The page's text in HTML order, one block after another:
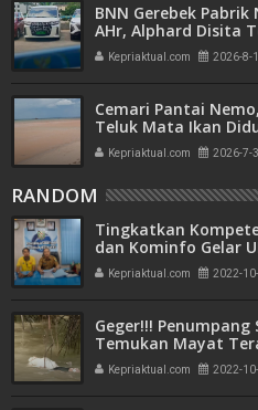
BNN Gerebek
AHr, Alphard Disita
Mitra Usaha Properti
Kepriaktual.com 2026-8-1
Cemari Pantai
Teluk Mata Ikan
Amdal
Kepriaktual.com 2026-7-
RANDOM
Tingkatkan
dan Kominfo Gelar
Kepriaktual.com 2022-
Geger!!!
Temukan Mayat
Asam
Kepriaktual.com 2022-